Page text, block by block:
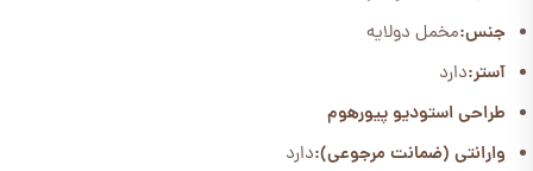
جنس:مخمل دولایه
آستر:دارد
طراحی استودیو پیورهوم
وارانتی (ضمانت مرجوعی):دارد